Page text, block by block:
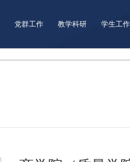
党群工作 教学科研 学生工作